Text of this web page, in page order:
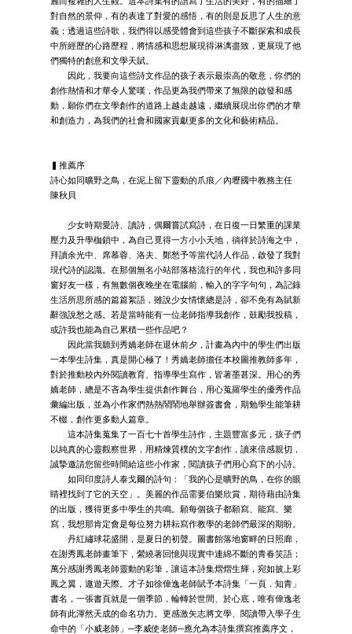
對自然的景仰，有的表達了對愛的感悟，有的則是反思了人生的意
義；透過這些詩歌，我們得以感受體會到這些孩子不斷探索和成長
中所經歷的心路歷程，將情感和思想展現得淋漓盡致，更展現了他
們獨特的創意和文學天賦。
因此，我要向這些詩文作品的孩子表示最崇高的敬意，你們的
創作熱情和才華令人驚嘆，作品更為我們帶來了無限的啟發和感
動，願你們在文學創作的道路上越走越遠，繼續展現出你們的才華
和創造力，為我們的社會和國家貢獻更多的文化和藝術精品。
▍推薦序
詩心如同曠野之鳥，在泥上留下靈動的爪痕／內壢國中教務主任
陳秋貝
少女時期愛詩、讀詩，偶爾嘗試寫詩，在日復一日繁重的課業
壓力及升學枷鎖中，為自己覓得一方小小天地，徜徉於詩海之中，
拜讀余光中、席慕蓉、洛夫、鄭愁予等當代詩人作品，啟發了我對
現代詩的認識。在那個無名小站部落格流行的年代，我也和許多同
窗好友一樣，有無數個夜晚坐在電腦前，輸入的字字句句，為記錄
生活所思所感的篇篇絮語，雖說少女情懷總是詩，卻不免有為賦新
辭強說愁之感。若是當時能有一位老師指導我創作，鼓勵我投稿，
或許我也能為自己累積一些作品吧？
因此當我聽到秀嬌老師在退休前夕，計畫為內中的學生們出版
一本學生詩集，真是開心極了！秀嬌老師擔任本校圖推教師多年，
對於推動校內外閱讀教育、指導學生寫作，皆著墨甚深。用心的秀
嬌老師，總是不吝為學生提供創作舞台，用心蒐羅學生的優秀作品
彙編出版，並為小作家們熱熱鬧鬧地舉辦簽書會，期勉學生能筆耕
不輟，創作更多動人篇章。
這本詩集蒐集了一百七十首學生詩作，主題豐富多元，孩子們
以純真的心靈觀察世界，用精煉質樸的文字創作，讀來倍感親切，
誠摯邀請您留些時間給這些小作家，閱讀孩子們用心寫下的小詩。
如同印度詩人泰戈爾的詩句：「我的心是曠野的鳥，在你的眼
睛裡找到了它的天空」。美麗的作品需要伯樂欣賞，期待藉由詩集
的出版，獲得更多中學生的共鳴。願每個孩子都願寫、能寫、樂
寫，我想那肯定會是每位努力耕耘寫作教學的老師們最深的期盼。
丹紅繡球花盛開，是夏日的初聲。圖書館落地窗畔的日照廊，
在謝秀鳳老師畫筆下，縈繞著回憶與現實中連綿不斷的青春笑語；
萬分感謝秀鳳老師靈動的彩筆，讓這本詩集熠熠生輝，宛如披上彩
鳳之翼，遨遊天際。才子如徐偉逸老師賦予本詩集「一頁．知青」
書名，一張書頁就是一個季節，輪轉於世間、於心底，唯有偉逸老
師有此渾然天成的命名功力。更感激矢志將文學、閱讀帶入學子生
命中的「小威老師」─李威使老師─應允為本詩集撰寫推薦序文，